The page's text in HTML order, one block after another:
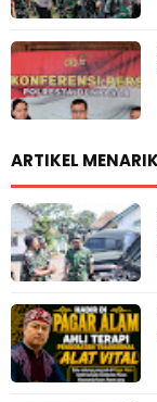
ARTIKEL MENARIK